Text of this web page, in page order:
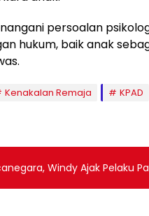
persoalan
hukum, baik anak
Kenakalan Remaja KPAD
Windy Ajak Pelaku